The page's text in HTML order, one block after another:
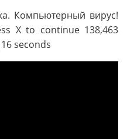
Компьютерный вирус!
X to continue 138,463
seconds